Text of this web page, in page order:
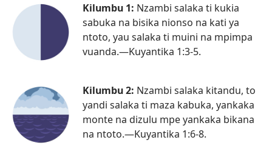
Kilumbu 1: Nzambi salaka ti kukia
sabuka na bisika nionso na kati ya
ntoto, yau salaka ti muini na mpimpa
vuanda.​—Kuyantika 1:3-5.
Kilumbu 2: Nzambi salaka kitandu, to
yandi salaka ti maza kabuka, yankaka
monte na dizulu mpe yankaka bikana
na ntoto.​—Kuyantika 1:6-8.